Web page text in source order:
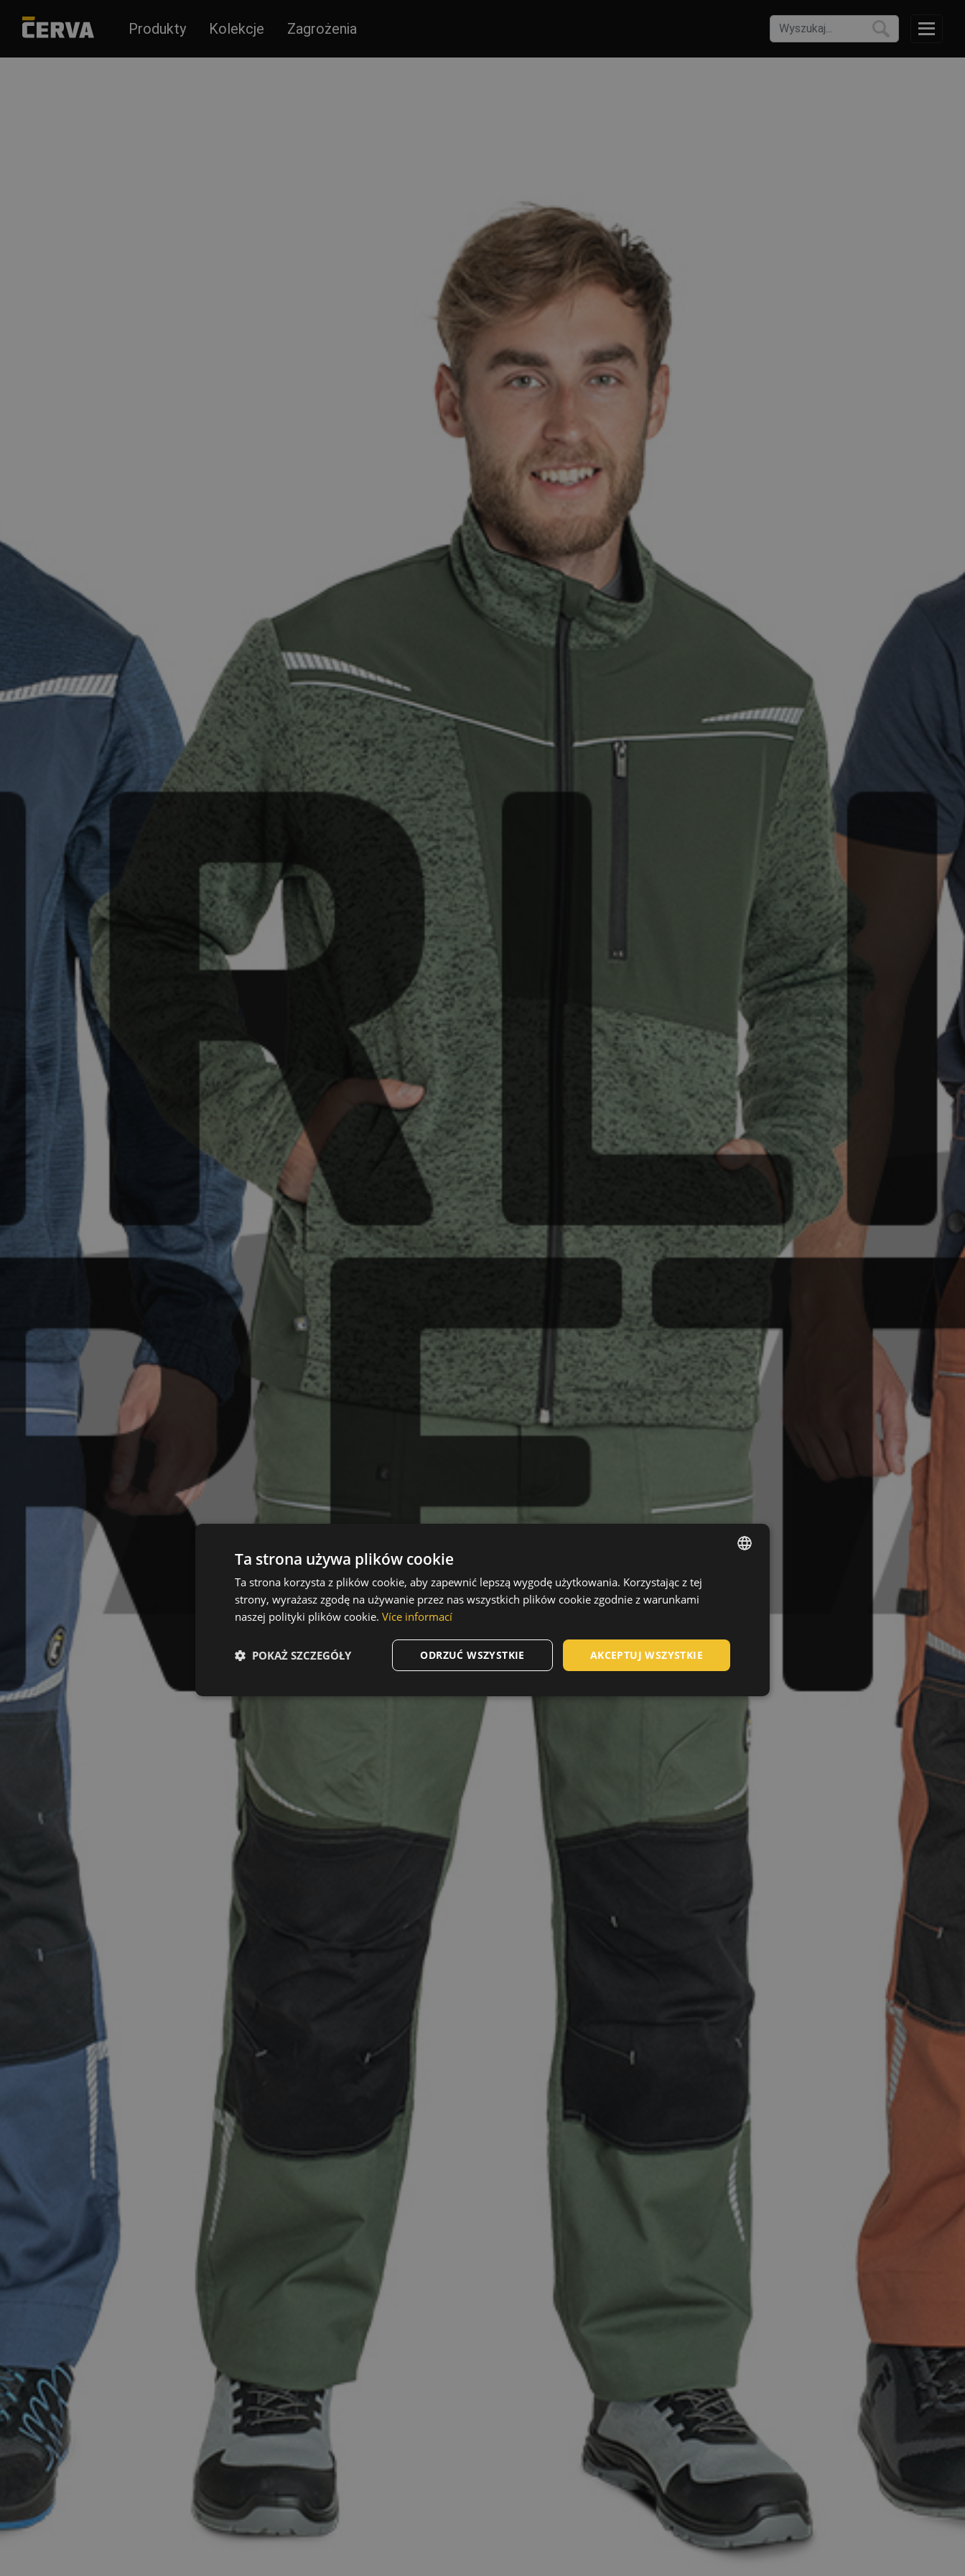
Produkty Kolekcje Zagrożenia
ENGLISH
CZECH
SLOVAK
GERMAN
SPANISH
FRENCH
Ta strona używa plików cookie
Ta strona korzysta z plików cookie, aby zapewnić lepszą wygodę użytkowania. Korzystając z tej
strony, wyrażasz zgodę na używanie przez nas wszystkich plików cookie zgodnie z warunkami
naszej polityki plików cookie. Více informací
AKCEPTUJ WSZYSTKIE
ODRZUĆ WSZYSTKIE
POKAŻ SZCZEGÓŁY